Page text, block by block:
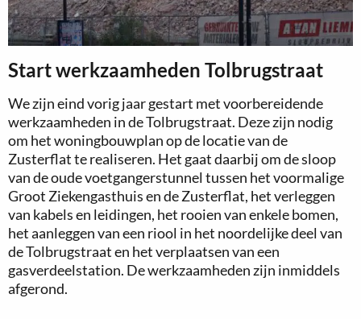
Start werkzaamheden Tolbrugstraat
We zijn eind vorig jaar gestart met voorbereidende
werkzaamheden in de Tolbrugstraat. Deze zijn nodig
om het woningbouwplan op de locatie van de
Zusterflat te realiseren. Het gaat daarbij om de sloop
van de oude voetgangerstunnel tussen het voormalige
Groot Ziekengasthuis en de Zusterflat, het verleggen
van kabels en leidingen, het rooien van enkele bomen,
het aanleggen van een riool in het noordelijke deel van
de Tolbrugstraat en het verplaatsen van een
gasverdeelstation. De werkzaamheden zijn inmiddels
afgerond.